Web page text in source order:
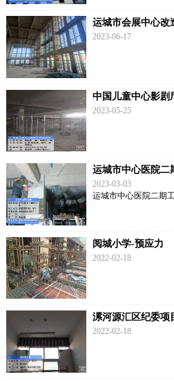
运城市会展中心改
2023-06-17
中国儿童中心影剧
固工程
2023-05-25
运城市中心医院二
2023-03-03
运城市中心医院二期
阅城小学-预应力
2022-02-18
漯河源汇区纪委项
2022-02-18